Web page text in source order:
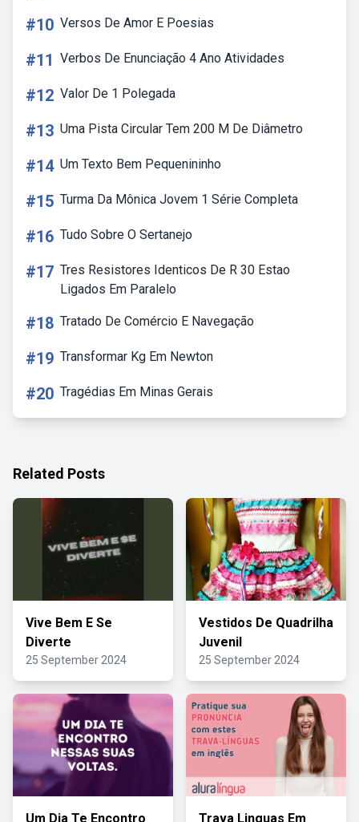
#10 Versos De Amor E Poesias
#11 Verbos De Enunciação 4 Ano Atividades
#12 Valor De 1 Polegada
#13 Uma Pista Circular Tem 200 M De Diâmetro
#14 Um Texto Bem Pequenininho
#15 Turma Da Mônica Jovem 1 Série Completa
#16 Tudo Sobre O Sertanejo
#17 Tres Resistores Identicos De R 30 Estao
Ligados Em Paralelo
#18 Tratado De Comércio E Navegação
#19 Transformar Kg Em Newton
#20 Tragédias Em Minas Gerais
Related Posts
Vive Bem E Se
Diverte
25 September 2024
Vestidos De Quadrilha
Juvenil
25 September 2024
Um Dia Te Encontro Trava Linguas Em